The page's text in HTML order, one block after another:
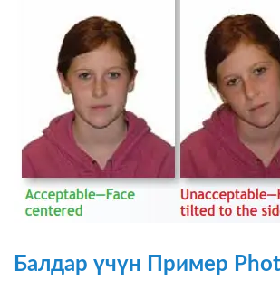
Балдар үчүн Пример